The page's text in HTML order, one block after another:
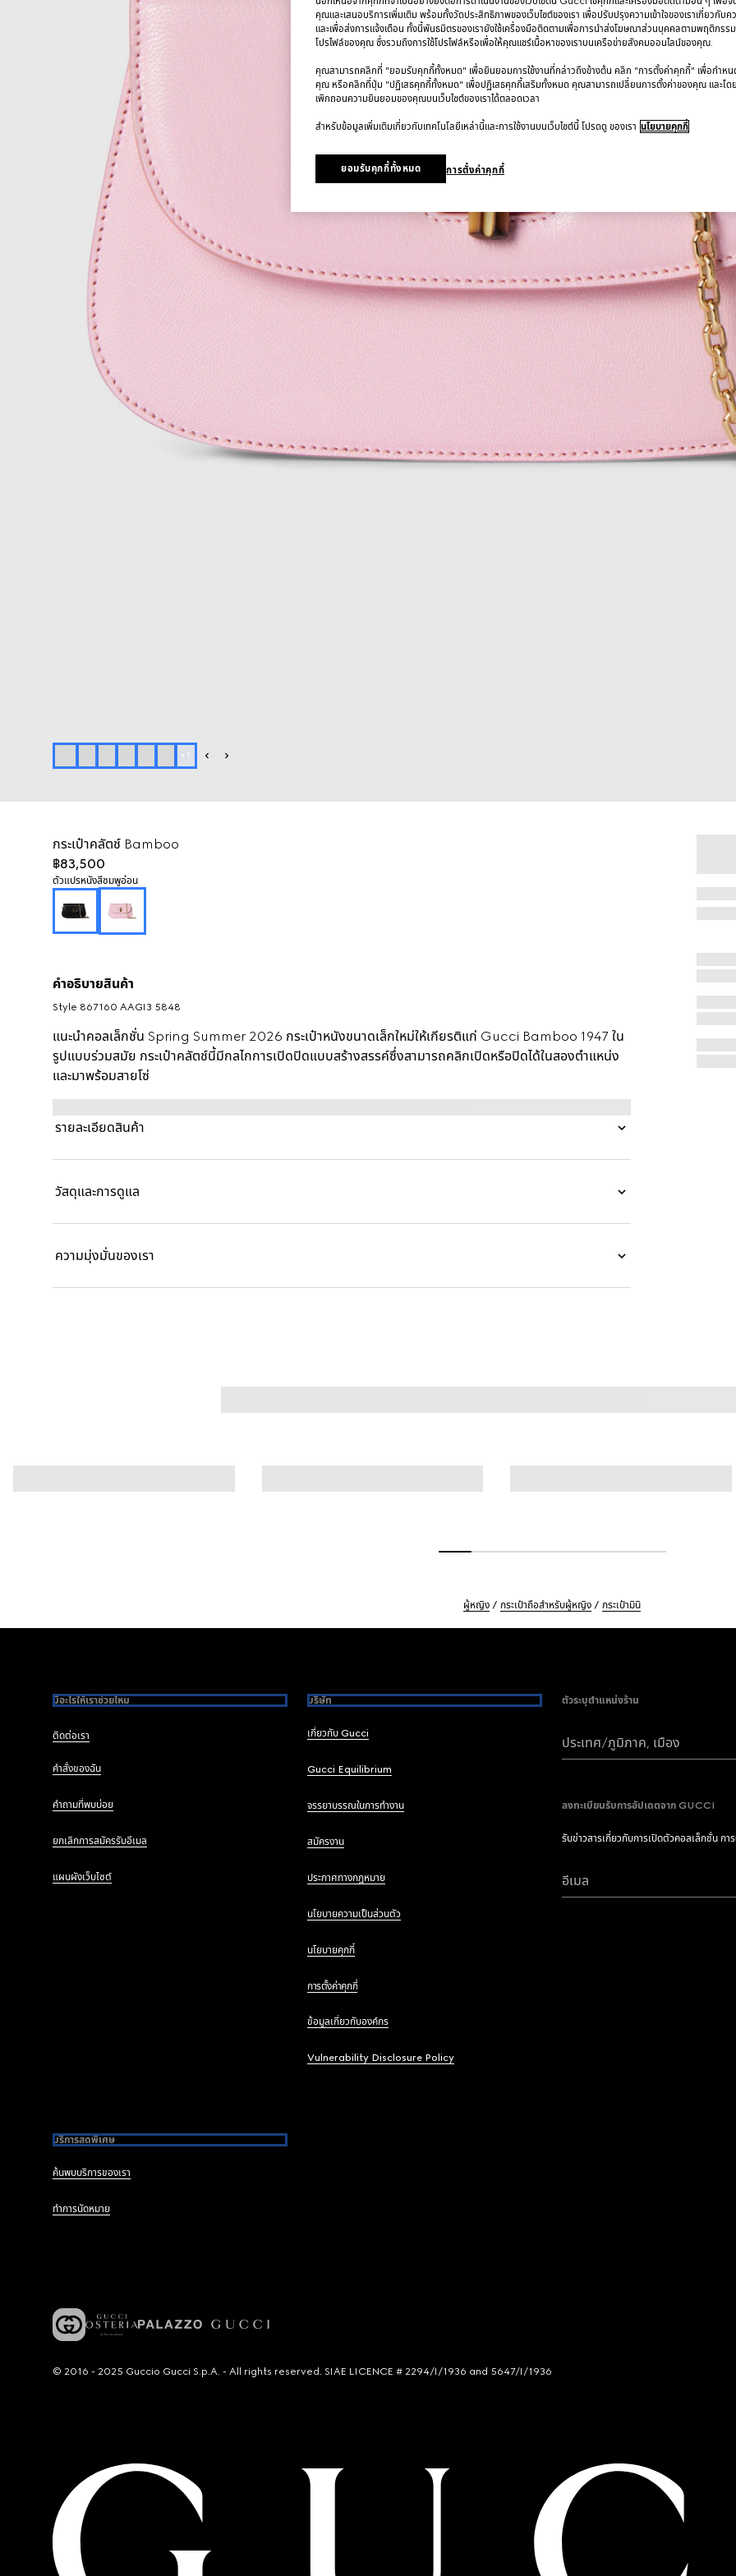
+ 1
กระเป๋าคลัตช์ Bamboo
฿83,500
ตัวแปรหนังสีชมพูอ่อน
คำอธิบายสินค้า
Style ‎867160 AAGI3 5848
แนะนำคอลเล็กชั่น Spring Summer 2026 กระเป๋าหนังขนาดเล็กใหม่ให้เกียรติแก่ Gucci Bamboo 1947 ใน
รูปแบบร่วมสมัย กระเป๋าคลัตช์นี้มีกลไกการเปิดปิดแบบสร้างสรรค์ซึ่งสามารถคลิกเปิดหรือปิดได้ในสองตำแหน่ง
และมาพร้อมสายโซ่
รายละเอียดสินค้า
วัสดุและการดูแล
ความมุ่งมั่นของเรา
ผู้หญิง กระเป๋าถือสำหรับผู้หญิง กระเป๋ามินิ
มีอะไรให้เราช่วยไหม
ติดต่อเรา
คำสั่งของฉัน
คำถามที่พบบ่อย
ยกเลิกการสมัครรับอีเมล
แผนผังเว็บไซต์
บริษัท
เกี่ยวกับ Gucci
Gucci Equilibrium
จรรยาบรรณในการทำงาน
สมัครงาน
ประกาศทางกฎหมาย
นโยบายความเป็นส่วนตัว
นโยบายคุกกี้
การตั้งค่าคุกกี้
ข้อมูลเกี่ยวกับองค์กร
Vulnerability Disclosure Policy
บริการสุดพิเศษ
ค้นพบบริการของเรา
ทำการนัดหมาย
ตัวระบุตำแหน่งร้าน
ประเทศ/ภูมิภาค, เมือง
ลงทะเบียนรับการอัปเดตจาก GUCCI
รับข่าวสารเกี่ยวกับการเปิดตัวคอลเล็กชั่น ก
อีเมล
© 2016 - 2025 Guccio Gucci S.p.A. - All rights reserved. SIAE LICENCE # 2294/I/1936 and 5647/I/1936
คุณและเสนอบริการเพิ่มเติม พร้อมทั้งวัดประสิทธิภาพของเว็บไซต์ของเรา เพื่อปรับปรุงความเข้าใจของเราเกี่ยวกับ
และเพื่อส่งการแจ้งเตือน ทั้งนี้พันธมิตรของเรายังใช้เครื่องมือติดตามเพื่อการนำส่งโฆษณาส่วนบุคคลตามพฤติกรรม
โปรไฟล์ของคุณ ซึ่งรวมถึงการใช้โปรไฟล์หรือเพื่อให้คุณแชร์เนื้อหาของเราบนเครือข่ายสังคมออนไลน์ของคุณ.
คุณสามารถคลิกที่ "ยอมรับคุกกี้ทั้งหมด" เพื่อยินยอมการใช้งานที่กล่าวถึงข้างต้น คลิก "การตั้งค่าคุกกี้" เพื่อกำหน
คุณ หรือคลิกที่ปุ่ม "ปฏิเสธคุกกี้ทั้งหมด" เพื่อปฏิเสธคุกกี้เสริมทั้งหมด คุณสามารถเปลี่ยนการตั้งค่าของคุณ และโดย
เพิกถอนความยินยอมของคุณบนเว็บไซต์ของเราได้ตลอดเวลา
สำหรับข้อมูลเพิ่มเติมเกี่ยวกับเทคโนโลยีเหล่านี้และการใช้งานบนเว็บไซต์นี้ โปรดดู ของเรา นโยบายคุกกี้
การตั้งค่าคุกกี้
ยอมรับคุกกี้ทั้งหมด